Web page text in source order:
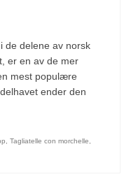
de delene av norsk
er en av de mer
mest populære
ender den
Tagliatelle con morchelle